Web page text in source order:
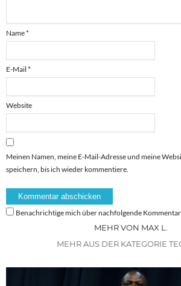
Name*
E-Mail *
Website
Meinen Namen, meine E-Mail-Adresse und meine
speichern, bis ich wieder kommentiere.
Benachrichtige mich über nachfolgende
MEHR VON MAX L.
MEHR AUS DER KATEGORIE